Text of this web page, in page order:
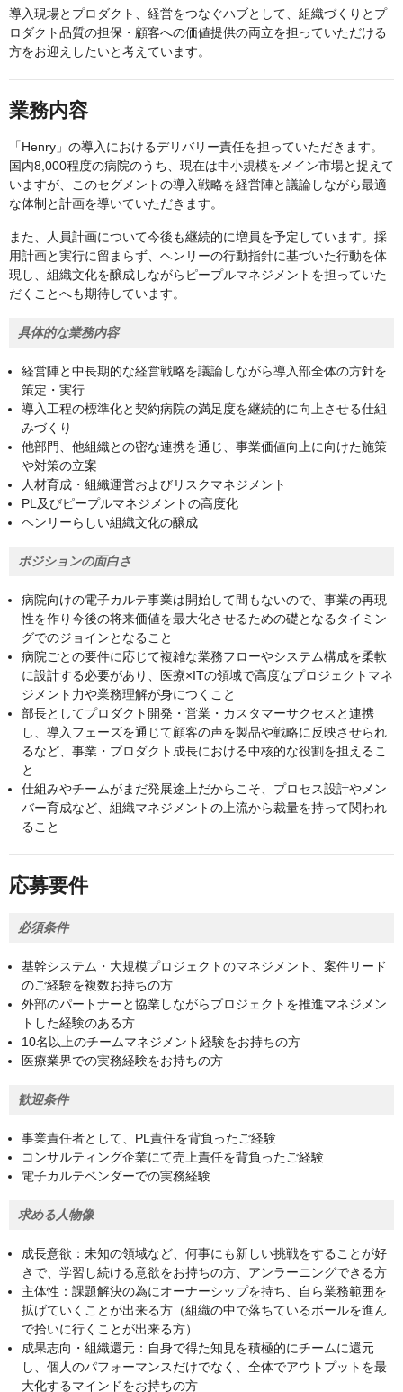
導入現場とプロダクト、経営をつなぐハブとして、組織づくりとプ
ロダクト品質の担保・顧客への価値提供の両立を担っていただける
方をお迎えしたいと考えています。
業務内容
「Henry」の導入におけるデリバリー責任を担っていただきます。
国内8,000程度の病院のうち、現在は中小規模をメイン市場と捉えて
いますが、このセグメントの導入戦略を経営陣と議論しながら最適
な体制と計画を導いていただきます。
また、人員計画について今後も継続的に増員を予定しています。採
用計画と実行に留まらず、ヘンリーの行動指針に基づいた行動を体
現し、組織文化を醸成しながらピープルマネジメントを担っていた
だくことへも期待しています。
具体的な業務内容
経営陣と中長期的な経営戦略を議論しながら導入部全体の方針を
策定・実行
導入工程の標準化と契約病院の満足度を継続的に向上させる仕組
みづくり
他部門、他組織との密な連携を通じ、事業価値向上に向けた施策
や対策の立案
人材育成・組織運営およびリスクマネジメント
PL及びピープルマネジメントの高度化
ヘンリーらしい組織文化の醸成
ポジションの面白さ
病院向けの電子カルテ事業は開始して間もないので、事業の再現
性を作り今後の将来価値を最大化させるための礎となるタイミン
グでのジョインとなること
病院ごとの要件に応じて複雑な業務フローやシステム構成を柔軟
に設計する必要があり、医療×ITの領域で高度なプロジェクトマネ
ジメント力や業務理解が身につくこと
部長としてプロダクト開発・営業・カスタマーサクセスと連携
し、導入フェーズを通じて顧客の声を製品や戦略に反映させられ
るなど、事業・プロダクト成長における中核的な役割を担えるこ
と
仕組みやチームがまだ発展途上だからこそ、プロセス設計やメン
バー育成など、組織マネジメントの上流から裁量を持って関われ
ること
応募要件
必須条件
基幹システム・大規模プロジェクトのマネジメント、案件リード
のご経験を複数お持ちの方
外部のパートナーと協業しながらプロジェクトを推進マネジメン
トした経験のある方
10名以上のチームマネジメント経験をお持ちの方
医療業界での実務経験をお持ちの方
歓迎条件
事業責任者として、PL責任を背負ったご経験
コンサルティング企業にて売上責任を背負ったご経験
電子カルテベンダーでの実務経験
求める人物像
成長意欲：未知の領域など、何事にも新しい挑戦をすることが好
きで、学習し続ける意欲をお持ちの方、アンラーニングできる方
主体性：課題解決の為にオーナーシップを持ち、自ら業務範囲を
拡げていくことが出来る方（組織の中で落ちているボールを進ん
で拾いに行くことが出来る方）
成果志向・組織還元：自身で得た知見を積極的にチームに還元
し、個人のパフォーマンスだけでなく、全体でアウトプットを最
大化するマインドをお持ちの方